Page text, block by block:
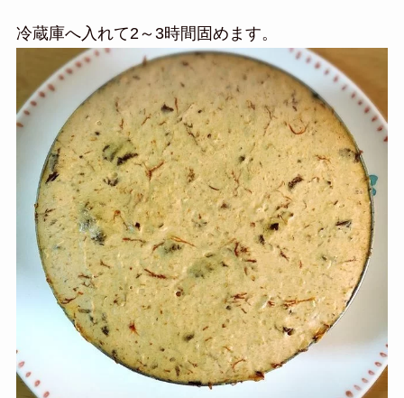
冷蔵庫へ入れて2～3時間固めます。